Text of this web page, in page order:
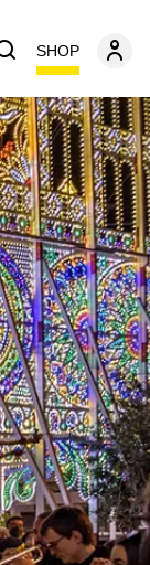
SHOP